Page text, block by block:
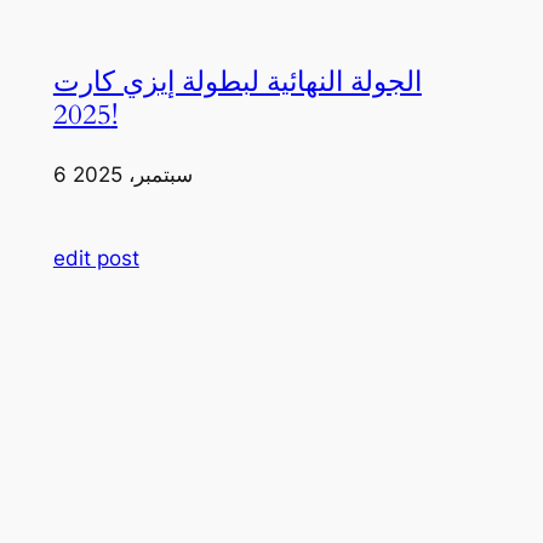
الجولة النهائية لبطولة إيزي كارت
2025!
6 سبتمبر، 2025
edit post